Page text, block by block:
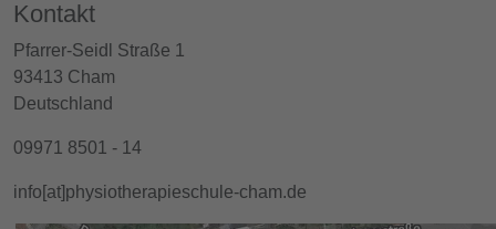
Kontakt
Pfarrer-Seidl Straße 1
93413 Cham
Deutschland
09971 8501 - 14
info[at]physiotherapieschule-cham.de